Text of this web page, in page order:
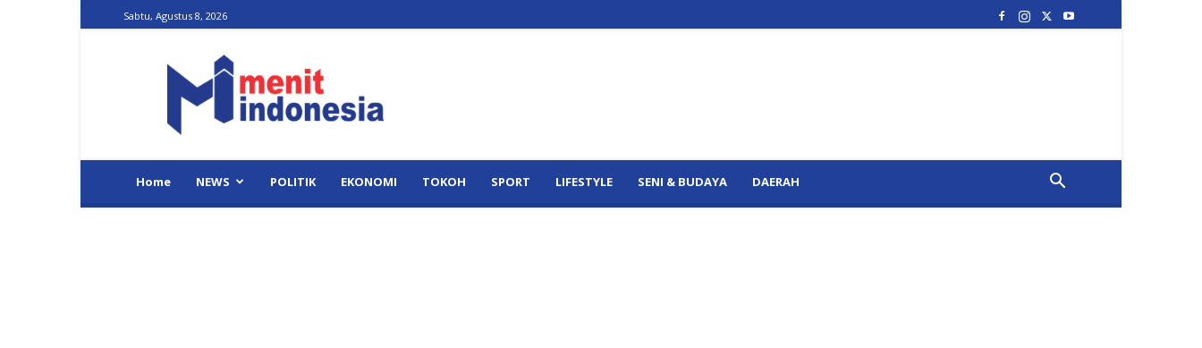
Sabtu, Agustus 8, 2026
Indonesia
Home NEWS POLITIK EKONOMI TOKOH SPORT LIFESTYLE SENI & BUDAYA DAERAH